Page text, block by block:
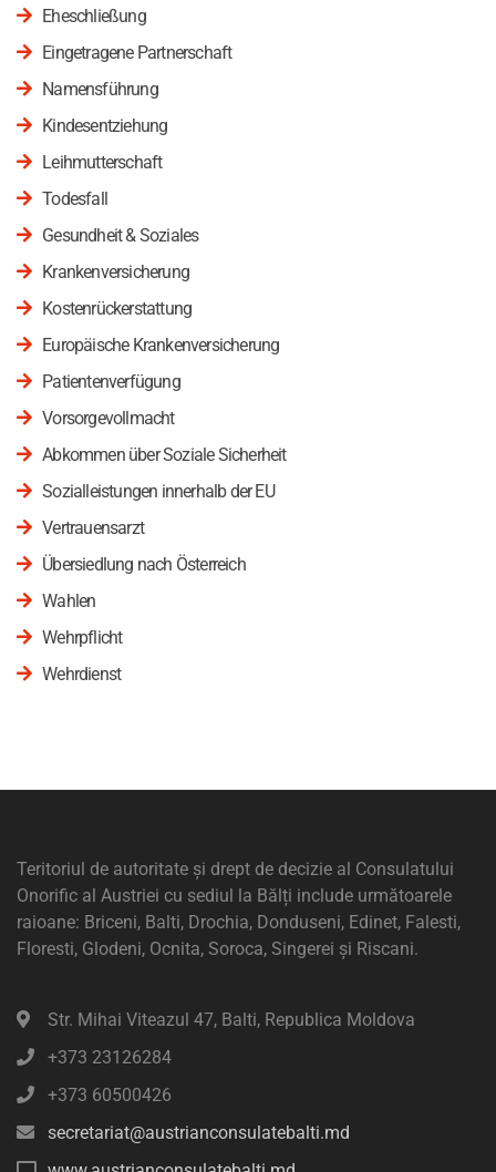
Eheschließung
Eingetragene Partnerschaft
Namensführung
Kindesentziehung
Leihmutterschaft
Todesfall
Gesundheit & Soziales
Krankenversicherung
Kostenrückerstattung
Europäische Krankenversicherung
Patientenverfügung
Vorsorgevollmacht
Abkommen über Soziale Sicherheit
Sozialleistungen innerhalb der EU
Vertrauensarzt
Übersiedlung nach Österreich
Wahlen
Wehrpflicht
Wehrdienst
Teritoriul de autoritate și drept de decizie al Consulatului
Onorific al Austriei cu sediul la Bălți include următoarele
raioane: Briceni, Balti, Drochia, Donduseni, Edinet, Falesti,
Floresti, Glodeni, Ocnita, Soroca, Singerei și Riscani.
Str. Mihai Viteazul 47, Balti, Republica Moldova
+373 23126284
+373 60500426
secretariat@austrianconsulatebalti.md